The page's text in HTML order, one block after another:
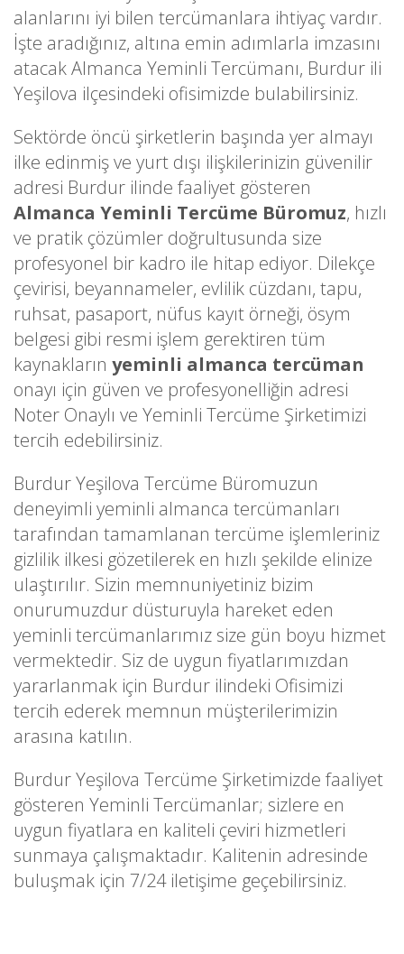
alanlarını iyi bilen tercümanlara ihtiyaç vardır.
İşte aradığınız, altına emin adımlarla imzasını
atacak Almanca Yeminli Tercümanı, Burdur ili
Yeşilova ilçesindeki ofisimizde bulabilirsiniz.
Sektörde öncü şirketlerin başında yer almayı
ilke edinmiş ve yurt dışı ilişkilerinizin güvenilir
adresi Burdur ilinde faaliyet gösteren
Almanca Yeminli Tercüme Büromuz, hızlı
ve pratik çözümler doğrultusunda size
profesyonel bir kadro ile hitap ediyor. Dilekçe
çevirisi, beyannameler, evlilik cüzdanı, tapu,
ruhsat, pasaport, nüfus kayıt örneği, ösym
belgesi gibi resmi işlem gerektiren tüm
kaynakların yeminli almanca tercüman
onayı için güven ve profesyonelliğin adresi
Noter Onaylı ve Yeminli Tercüme Şirketimizi
tercih edebilirsiniz.
Burdur Yeşilova Tercüme Büromuzun
deneyimli yeminli almanca tercümanları
tarafından tamamlanan tercüme işlemleriniz
gizlilik ilkesi gözetilerek en hızlı şekilde elinize
ulaştırılır. Sizin memnuniyetiniz bizim
onurumuzdur düsturuyla hareket eden
yeminli tercümanlarımız size gün boyu hizmet
vermektedir. Siz de uygun fiyatlarımızdan
yararlanmak için Burdur ilindeki Ofisimizi
tercih ederek memnun müşterilerimizin
arasına katılın.
Burdur Yeşilova Tercüme Şirketimizde faaliyet
gösteren Yeminli Tercümanlar; sizlere en
uygun fiyatlara en kaliteli çeviri hizmetleri
sunmaya çalışmaktadır. Kalitenin adresinde
buluşmak için 7/24 iletişime geçebilirsiniz.